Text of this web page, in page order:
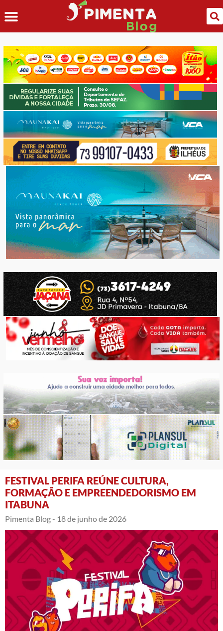
FESTIVAL PERIFA REÚNE CULTURA,
FORMAÇÃO E EMPREENDEDORISMO EM
ITABUNA
Pimenta Blog - 18 de junho de 2026